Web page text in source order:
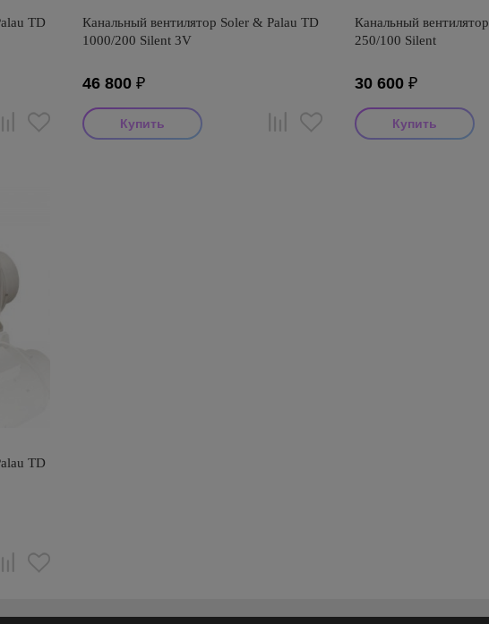
TD
Канальный вентилятор Soler & Palau TD
1000/200 Silent 3V
46 800₽
Канальный
250/100 Silent
30 600 ₽
TD